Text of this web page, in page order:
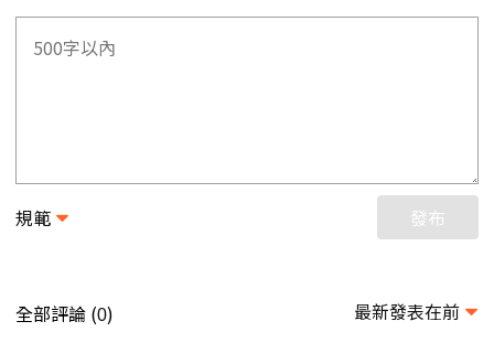
規範 發布
全部評論 (0) 最新發表在前